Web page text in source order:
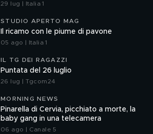
29 lug | Italia 1
STUDIO APERTO MAG
Il ricamo con le piume di pavone
05 ago | Italia 1
IL TG DEI RAGAZZI
Puntata del 26 luglio
26 lug | Tgcom24
MORNING NEWS
Pinarella di Cervia, picchiato a morte, la
baby gang in una telecamera
06 ago | Canale 5